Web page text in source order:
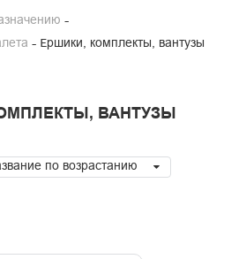
Ершики, комплекты, вантузы
ВАНТУЗЫ
по возрастанию